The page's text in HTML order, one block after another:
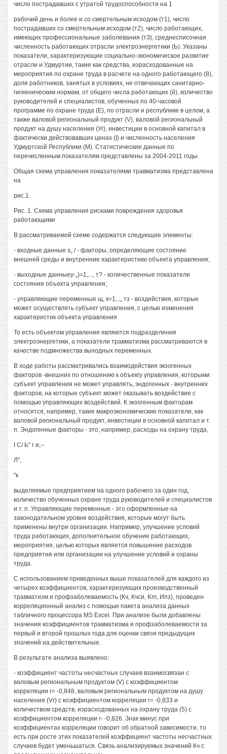
число пострадавших с утратой трудоспособности на 1
рабочий день и более и со смертельным исходом (т1), число
пострадавших со смертельным исходом (т2), число работающих,
имеющих профессиональные заболевания (тЗ), среднесписочная
численность работающих отрасли электроэнергетики (Ь). Указаны
показатели, характеризующие социально-экономическое развитие
отрасли и Удмуртии, такие как средства, израсходованные на
мероприятия по охране труда в расчете на одного работающего (8),
доля работников, занятых в условиях, не отвечающих санитарно-
гигиеническим нормам, от общего числа работающих (й), количество
руководителей и специалистов, обученных по 40-часовой
программе по охране труда (Е), по отрасли и республике в целом, а
также валовой региональный продукт (V), валовой региональный
продукт на душу населения (Уг), инвестиции в основной капитал в
фактически действовавших ценах (I) и численность населения
Удмуртской Республики (М). Статистические данные по
перечисленным показателям представлены за 2004-2011 годы.
Общая схема управления показателями травматизма представлена
на
рис.1.
Рис. 1. Схема управления рисками повреждения здоровья
работающими
В рассматриваемой схеме содержатся следующие элементы:
- входные данные х„ / - факторы, определяющие состояние
внешней среды и внутренние характеристики объекта управления;
- выходные данныеу-„)=1,..., т? - количественные показатели
состояния объекта управления;
- управляющие переменные щ, к=1,..„ тз - воздействия, которые
может осуществлять субъект управления, с целью изменения
характеристик объекта управления.
То есть объектом управления являются подразделения
электроэнергетики, а показатели травматизма рассматриваются в
качестве подмножества выходных переменных.
В ходе работы рассматривались взаимодействия экзогенных
факторов -внешних по отношению к объекгу управления, которыми
субъект управления не может управлять, эндогенных - внутренних
факторов, на которые субъект может оказывать воздействие с
помощью управляющих воздействий. К экзогенным факторам
относятся, например, такие макроэкономические показатели, как
валовой региональный продукт, инвестиции в основной капитал и т.
п. Эндогенные факторы - это, например, расходы на охрану труда,
I С/ Ь" г и,--
Л",
"к
выделяемые предприятием на одного рабочего за один год,
количество обученных охране труда руководителей и специалистов
и т. п. Управляющие переменные - это оформленные на
законодательном уровне воздействия, которые могут быть
применены внутри организации. Например, улучшение условий
труда работающих, дополнительное обучение работающих,
мероприятия, целью которых является повышение расходов
предприятия или организации на улучшение условий и охраны
труда.
С использованием приведенных выше показателей для каждого из
четырех коэффициентов, характеризующих производственный
травматизм и профзаболеваемость (Кч, Кчси, Km, Ипз), проведен
корреляционный анализ с помощью пакета анализа данных
табличного процессора MS Excel. При анализе были добавлены
значения коэффициентов травматизма и профзаболеваемости за
первый и второй прошлых года для оценки связи предыдущих
значений на действительные.
В результате анализа выявлено:
- коэффициент частоты несчастных случаев взаимосвязан с
валовым региональным продуктом (V) с коэффициентом
корреляции г= -0,848, валовым региональным продуктом на душу
населения (Vr) с коэффициентом корреляции г= -0,833 и
количеством средств, израсходованных на охрану труда (5) с
коэффициентом корреляции г- -0,826. Знак минус при
коэффициентах корреляции говорит об обратной зависимости, то
есть при росте этих показателей коэффициент частоты несчастных
случаев будет уменьшаться. Связь анализируемых значений Кч с